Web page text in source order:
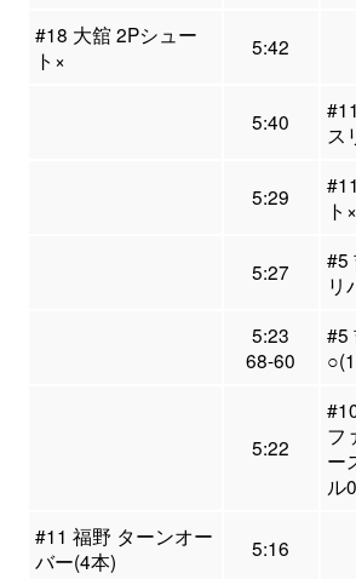
#18 大舘 2Pシュー
ト×
5:42
5:40
ス
5:29
ト×
5:27
#5
リ
5:23
68-60
#5
5:22
フ
ー
ル0
#11 福野 ターンオー
バー(4本)
5:16